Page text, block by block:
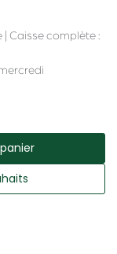
Caisse complète :